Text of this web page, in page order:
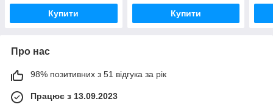
Купити Купити
Про нас
98% позитивних з 51 відгука за рік
Працює з 13.09.2023